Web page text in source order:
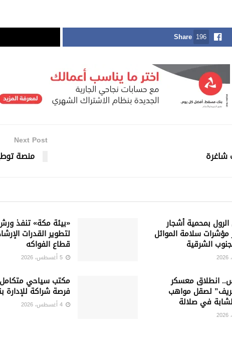
Share 196
شاغرة
Next Post
منصة توطين تعلن
بمحمية أشجار
مؤشرات سلامة الموائل
الشرقية
«بيئة مكة» تنفذ
لتطوير القدرات
قطاع الفواكه
انطلاق معسكر
لصقل مواهب
في صلالة
‏مكتب سياحي
فرصة شراكة للإدارة